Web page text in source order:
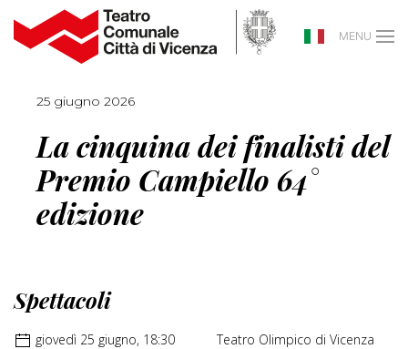
MENU
25 giugno 2026
La cinquina dei finalisti del
Premio Campiello 64°
edizione
Spettacoli
giovedì 25 giugno, 18:30 Teatro Olimpico di Vicenza